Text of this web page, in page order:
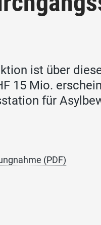
ist über
15 Mio.
für
(PDF)